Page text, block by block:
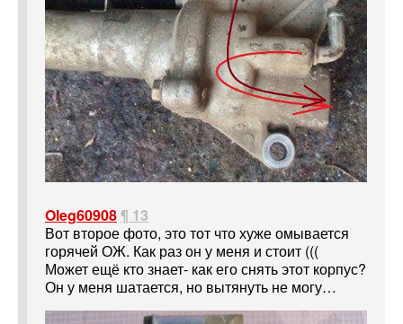
Oleg60908¶ 13
Вот второе фото, это тот что хуже омывается
горячей ОЖ. Как раз он у меня и стоит (((
Может ещё кто знает- как его снять этот корпус?
Он у меня шатается, но вытянуть не могу…